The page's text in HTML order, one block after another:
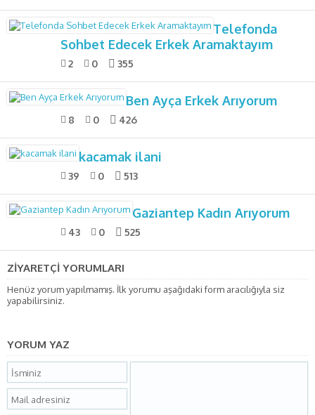
Telefonda
Sohbet Edecek Erkek Aramaktayım
2 0 355
Ben Ayça Erkek Arıyorum
8 0 426
kacamak ilani
39 0 513
Gaziantep Kadın Arıyorum
43 0 525
ZİYARETÇİ YORUMLARI
Henüz yorum yapılmamış. İlk yorumu aşağıdaki form aracılığıyla siz
yapabilirsiniz.
YORUM YAZ